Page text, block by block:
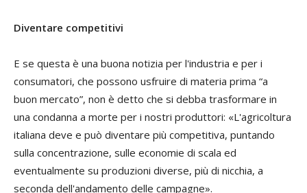
Diventare competitivi
E se questa è una buona notizia per l'industria e per i
consumatori, che possono usfruire di materia prima “a
buon mercato”, non è detto che si debba trasformare in
una condanna a morte per i nostri produttori: «L'agricoltura
italiana deve e può diventare più competitiva, puntando
sulla concentrazione, sulle economie di scala ed
eventualmente su produzioni diverse, più di nicchia, a
seconda dell'andamento delle campagne».